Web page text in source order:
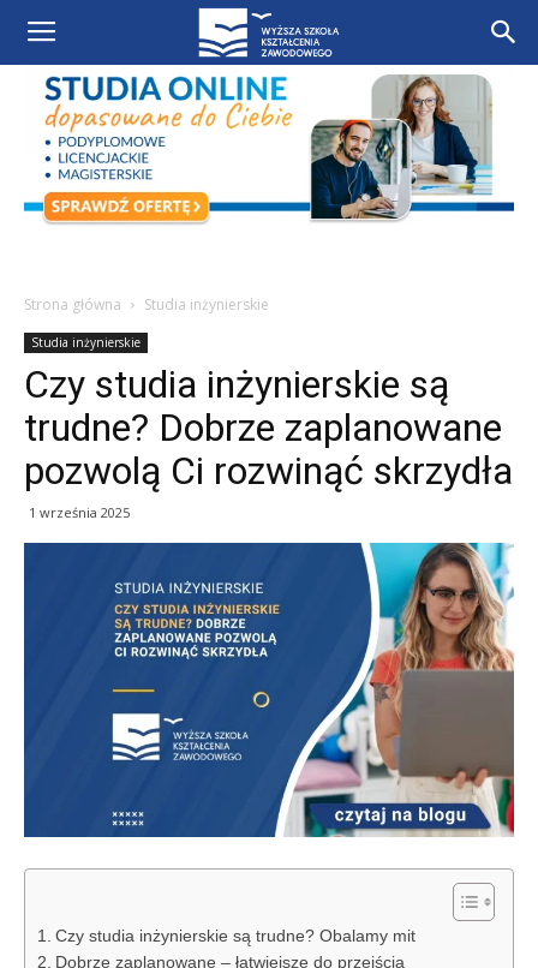
Strona główna Studia inżynierskie
Studia inżynierskie
Czy studia inżynierskie są
trudne? Dobrze zaplanowane
pozwolą Ci rozwinąć skrzydła
1 września 2025
Czy studia inżynierskie są trudne? Obalamy mit
Dobrze zaplanowane – łatwiejsze do przejścia